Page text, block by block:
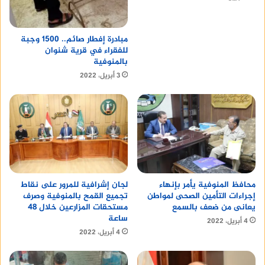
منصة وساطة لبيع العقارات مجانا
مبادرة إفطار صائم.. 1500 وجبة
للفقراء في قرية شنوان
بالمنوفية
3 أبريل، 2022
محافظ المنوفية يأمر بإنهاء
إجراءات التأمين الصحى لمواطن
يعانى من ضعف بالسمع
4 أبريل، 2022
لجان إشرافية للمرور على نقاط
تجميع القمح بالمنوفية وصرف
مستحقات المزارعين خلال 48
ساعة
4 أبريل، 2022